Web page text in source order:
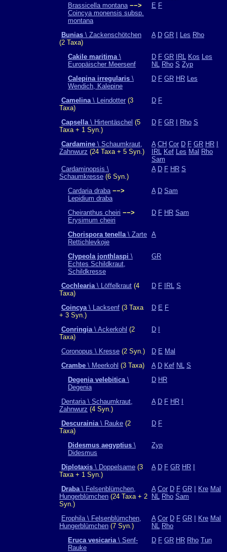
Brassicella montana −−>
Coincya monensis subsp.
montana
E F
Bunias \ Zackenschötchen
(2 Taxa)
A D GR Les Rho
Cakile maritima\
Europäischer Meersenf
D F GR IRL Kos Les
NL Rho S Zyp
Calepina irregularis \
Wendich, Kalepine
D F GR HR Les
Camelina\ Leindotter (3
Taxa)
D F
Capsella\ Hirtentäschel (5
Taxa + 1 Syn.)
D F GR Rho S
Cardamine \ Schaumkraut,
Zahnwurz (24 Taxa + 5 Syn.)
A CH Cor D F GR HR
IRL Kef Les Mal Rho
Sam
Cardaminopsis \
Schaumkresse (6 Syn.)
A D F HR S
Cardaria draba −−>
Lepidium draba
A D Sam
Cheiranthus cheiri −−>
Erysimum cheiri
D F HR Sam
Chorispora tenella\ Zarte
Rettichlevkoje
A
Clypeola jonthlaspi \
Echtes Schildkraut,
Schildkresse
GR
Cochlearia\ Löffelkraut (4
Taxa)
D F IRL S
Coincya\ Lacksenf (3 Taxa
+ 3 Syn.)
D E F
Conringia\ Ackerkohl (2
Taxa)
D
Coronopus \ Kresse (2 Syn.) D E Mal
Crambe \ Meerkohl (3 Taxa) A D Kef NL S
Degenia velebitica\
Degenia
D HR
Dentaria \ Schaumkraut,
Zahnwurz (4 Syn.)
A D F HR
Descurainia\ Rauke (2
Taxa)
D F
Didesmus aegyptius \
Didesmus
Zyp
Diplotaxis \ Doppelsame (3
Taxa + 1 Syn.)
A D F GR HR
Draba\ Felsenblümchen,
Hungerblümchen (24 Taxa + 2
Syn.)
A Cor D F GR Kre Mal
NL Rho Sam
Erophila \ Felsenblümchen,
Hungerblümchen (7 Syn.)
A Cor D F GR Kre Mal
NL Rho
Eruca vesicaria\ Senf-
Rauke
D F GR HR Rho Tun